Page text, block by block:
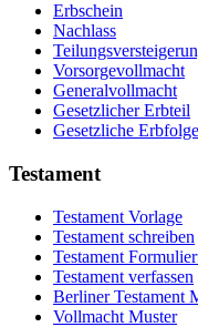
Erbschein
Nachlass
Vorsorgevollmacht
Generalvollmacht
Gesetzlicher Erbteil
Gesetzliche Erbfolge
Testament
Testament Vorlage
Testament schreiben
Testament
Testament verfassen
Berliner Testament
Vollmacht Muster